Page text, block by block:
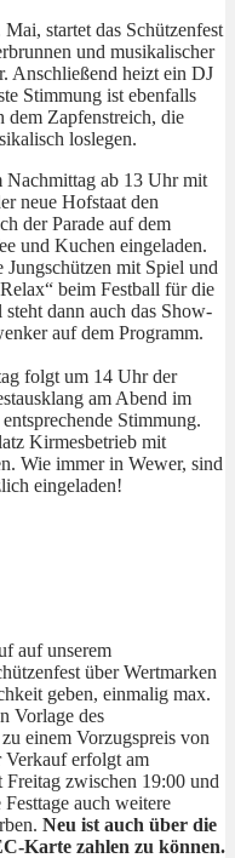
startet das Schützenfest
und musikalischer
Anschließend heizt ein DJ
Stimmung ist ebenfalls
dem Zapfenstreich, die
loslegen.
Nachmittag ab 13 Uhr mit
neue Hofstaat den
der Parade auf dem
und Kuchen eingeladen.
Jungschützen mit Spiel und
beim Festball für die
dann auch das Show-
auf dem Programm.
folgt um 14 Uhr der
am Abend im
Stimmung.
Kirmesbetrieb mit
Wie immer in Wewer, sind
eingeladen!
auf unserem
über Wertmarken
geben, einmalig max.
Vorlage des
einem Vorzugspreis von
erfolgt am
Freitag zwischen 19:00 und
auch weitere
Neu ist auch über die
Karte zahlen zu können.